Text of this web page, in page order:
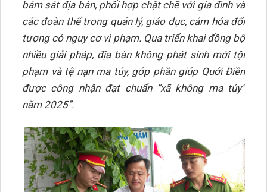
bám sát địa bàn, phối hợp chặt chẽ với gia đình và
các đoàn thể trong quản lý, giáo dục, cảm hóa đối
tượng có nguy cơ vi phạm. Qua triển khai đồng bộ
nhiều giải pháp, địa bàn không phát sinh mới tội
phạm và tệ nạn ma túy, góp phần giúp Quới Điền
được công nhận đạt chuẩn “xã không ma túy”
năm 2025”.